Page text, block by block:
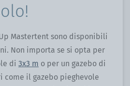
Mastertent sono disponibili
Non importa se si opta per
di 3x3 m o per un gazebo di
come il gazebo pieghevole